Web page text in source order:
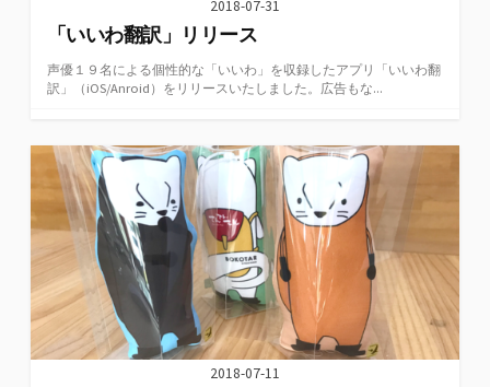
2018-07-31
「いいわ翻訳」リリース
声優１９名による個性的な「いいわ」を収録したアプリ「いいわ翻
訳」（iOS/Anroid）をリリースいたしました。広告もな...
2018-07-11